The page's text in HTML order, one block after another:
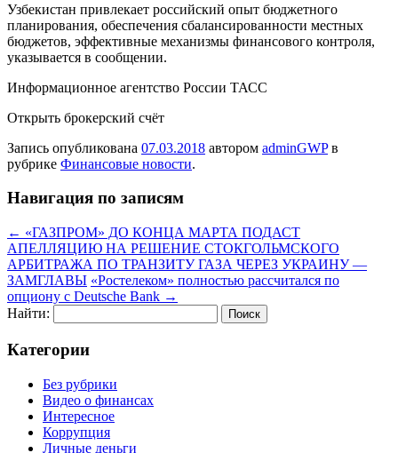
Узбекистан привлекает российский опыт бюджетного
планирования, обеспечения сбалансированности местных
бюджетов, эффективные механизмы финансового контроля,
указывается в сообщении.
Информационное агентство России ТАСС
Открыть брокерский счёт
Запись опубликована 07.03.2018 автором adminGWPв
рубрике Финансовые новости.
Навигация по записям
← «ГАЗПРОМ» ДО КОНЦА МАРТА ПОДАСТ
АПЕЛЛЯЦИЮ НА РЕШЕНИЕ СТОКГОЛЬМСКОГО
АРБИТРАЖА ПО ТРАНЗИТУ ГАЗА ЧЕРЕЗ УКРАИНУ —
ЗАМГЛАВЫ «Ростелеком» полностью рассчитался по
опциону с Deutsche Bank →
Найти:
Категории
Без рубрики
Видео о финансах
Интересное
Коррупция
Личные деньги